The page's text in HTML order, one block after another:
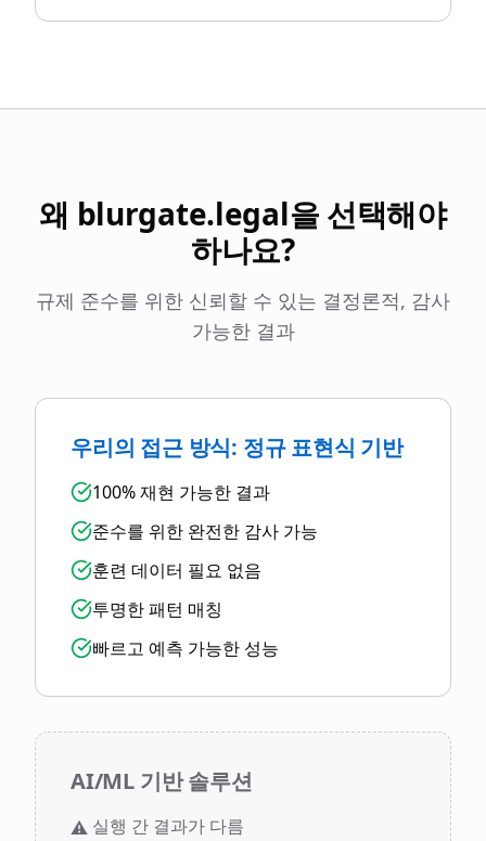
왜 blurgate.legal을 선택해야
하나요?
규제 준수를 위한 신뢰할 수 있는 결정론적, 감사
가능한 결과
우리의 접근 방식: 정규 표현식 기반
100% 재현 가능한 결과
준수를 위한 완전한 감사 가능
훈련 데이터 필요 없음
투명한 패턴 매칭
빠르고 예측 가능한 성능
AI/ML 기반 솔루션
⚠️ 실행 간 결과가 다름